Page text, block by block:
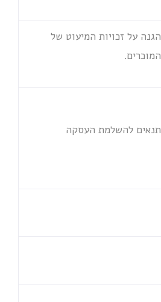
הגנה על זכויות המיעוט של
המוכרים.
תנאים להשלמת העסקה